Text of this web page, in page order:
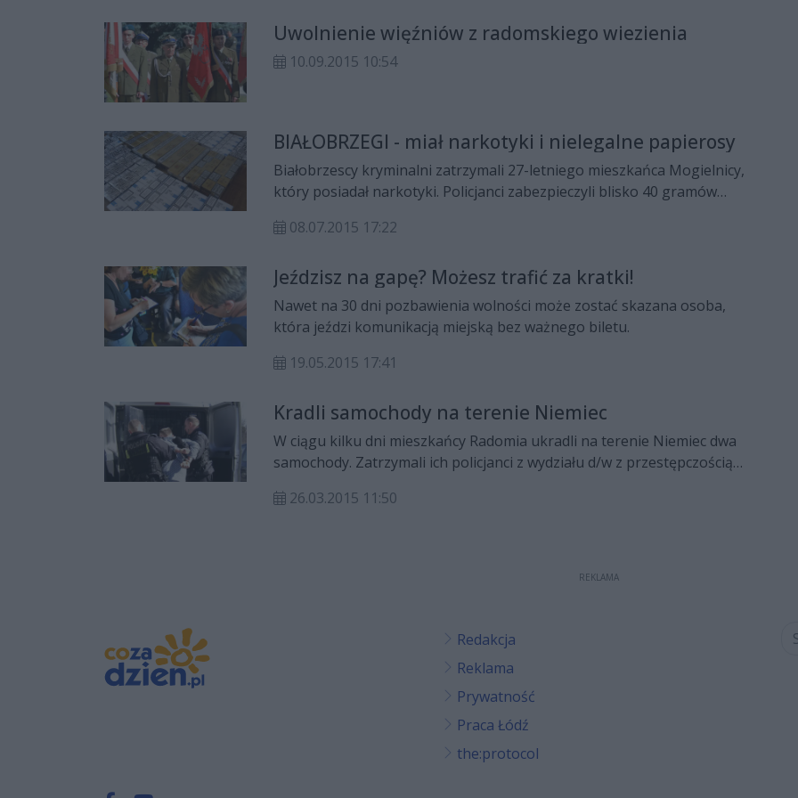
Uwolnienie więźniów z radomskiego wiezienia
10.09.2015 10:54
BIAŁOBRZEGI - miał narkotyki i nielegalne papierosy
Białobrzescy kryminalni zatrzymali 27-letniego mieszkańca Mogielnicy,
który posiadał narkotyki. Policjanci zabezpieczyli blisko 40 gramów
polskich znaków akcyzy. Za to przestępstwo mężczyźnie grozi nawet do
08.07.2015 17:22
Jeździsz na gapę? Możesz trafić za kratki!
Nawet na 30 dni pozbawienia wolności może zostać skazana osoba,
która jeździ komunikacją miejską bez ważnego biletu.
19.05.2015 17:41
Kradli samochody na terenie Niemiec
W ciągu kilku dni mieszkańcy Radomia ukradli na terenie Niemiec dwa
samochody. Zatrzymali ich policjanci z wydziału d/w z przestępczością
autem wracali do domu. Zatrzymanym grozi kara do 10 lat pozbawienia
26.03.2015 11:50
REKLAMA
Redakcja
Reklama
Prywatność
Praca Łódź
the:protocol